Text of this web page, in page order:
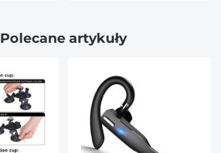
Polecane artykuły